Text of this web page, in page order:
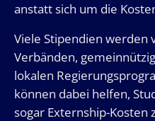
anstatt sich um die
Viele Stipendien werden
Verbänden,
lokalen
können dabei helfen,
sogar Externship-Kosten